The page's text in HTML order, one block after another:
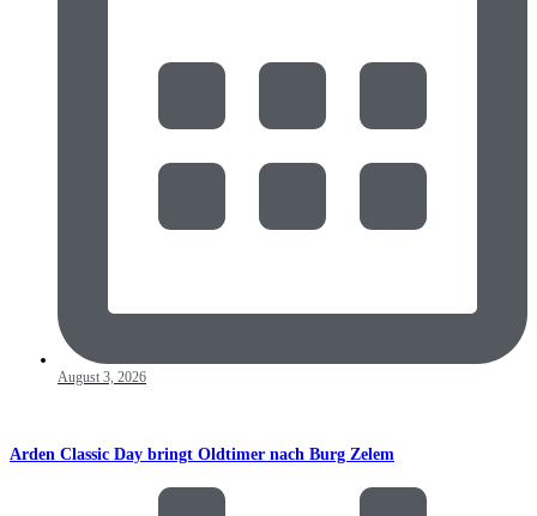
August 3, 2026
Arden Classic Day bringt Oldtimer nach Burg Zelem